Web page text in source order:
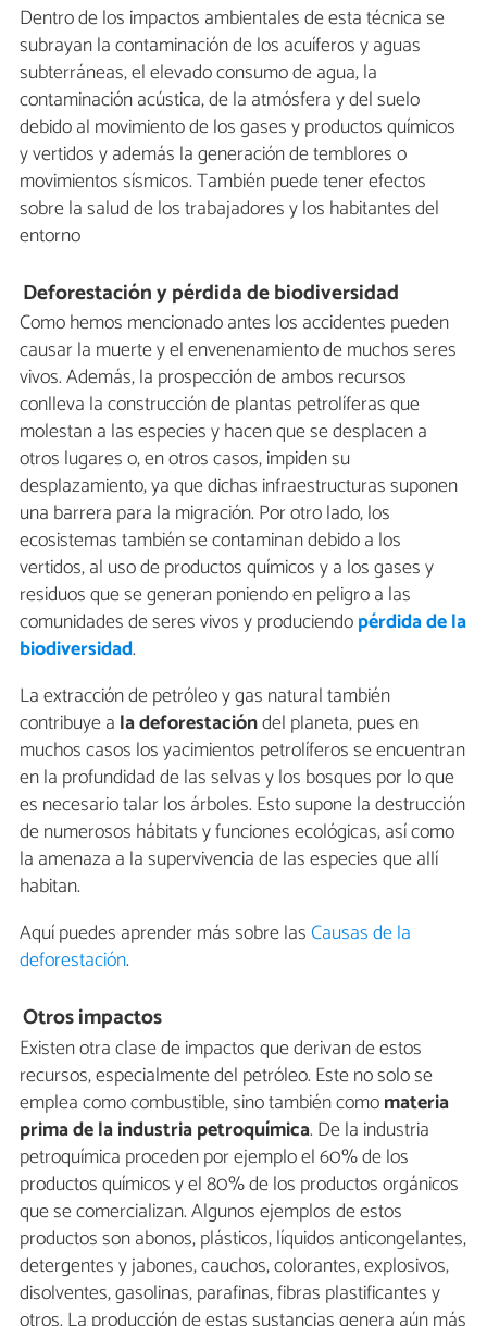
Dentro de los impactos ambientales de esta técnica se
subrayan la contaminación de los acuíferos y aguas
subterráneas, el elevado consumo de agua, la
contaminación acústica, de la atmósfera y del suelo
debido al movimiento de los gases y productos químicos
y vertidos y además la generación de temblores o
movimientos sísmicos. También puede tener efectos
sobre la salud de los trabajadores y los habitantes del
entorno
Deforestación y pérdida de biodiversidad
Como hemos mencionado antes los accidentes pueden
causar la muerte y el envenenamiento de muchos seres
vivos. Además, la prospección de ambos recursos
conlleva la construcción de plantas petrolíferas que
molestan a las especies y hacen que se desplacen a
otros lugares o, en otros casos, impiden su
desplazamiento, ya que dichas infraestructuras suponen
una barrera para la migración. Por otro lado, los
ecosistemas también se contaminan debido a los
vertidos, al uso de productos químicos y a los gases y
residuos que se generan poniendo en peligro a las
comunidades de seres vivos y produciendopérdida de la
biodiversidad.
La extracción de petróleo y gas natural también
contribuye a la deforestacióndel planeta, pues en
muchos casos los yacimientos petrolíferos se encuentran
en la profundidad de las selvas y los bosques por lo que
es necesario talar los árboles. Esto supone la destrucción
de numerosos hábitats y funciones ecológicas, así como
la amenaza a la supervivencia de las especies que allí
habitan.
Aquí puedes aprender más sobre lasCausas de la
deforestación.
Otros impactos
Existen otra clase de impactos que derivan de estos
recursos, especialmente del petróleo. Este no solo se
emplea como combustible, sino también comomateria
prima de la industria petroquímica. De la industria
petroquímica proceden por ejemplo el 60% de los
productos químicos y el 80% de los productos orgánicos
que se comercializan. Algunos ejemplos de estos
productos son abonos, plásticos, líquidos anticongelantes,
detergentes y jabones, cauchos, colorantes, explosivos,
disolventes, gasolinas, parafinas, fibras plastificantes y